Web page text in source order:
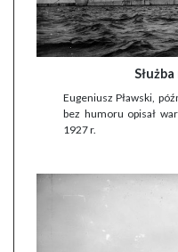
Eugeniusz Pławski,
bez humoru opisał
1927 r.